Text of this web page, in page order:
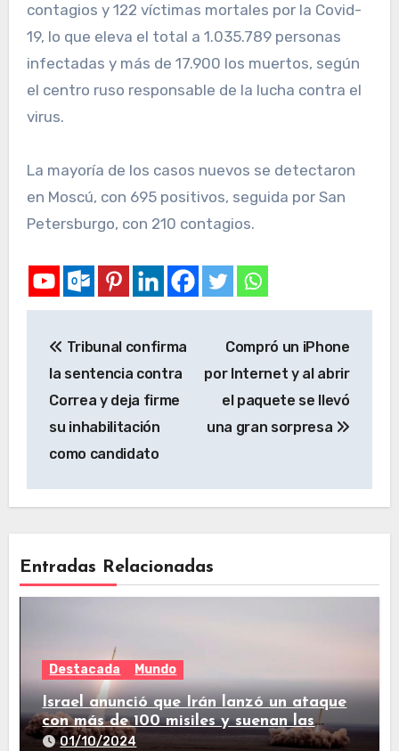
contagios y 122 víctimas mortales por la Covid-
19, lo que eleva el total a 1.035.789 personas
infectadas y más de 17.900 los muertos, según
el centro ruso responsable de la lucha contra el
virus.
La mayoría de los casos nuevos se detectaron
en Moscú, con 695 positivos, seguida por San
Petersburgo, con 210 contagios.
Tribunal confirma
la sentencia contra
Correa y deja firme
su inhabilitación
como candidato
Compró un iPhone
por Internet y al abrir
el paquete se llevó
una gran sorpresa
Entradas Relacionadas
Destacada Mundo
Israel anunció que Irán lanzó un ataque
con más de 100 misiles y suenan las
sirenas en todo el país
01/10/2024